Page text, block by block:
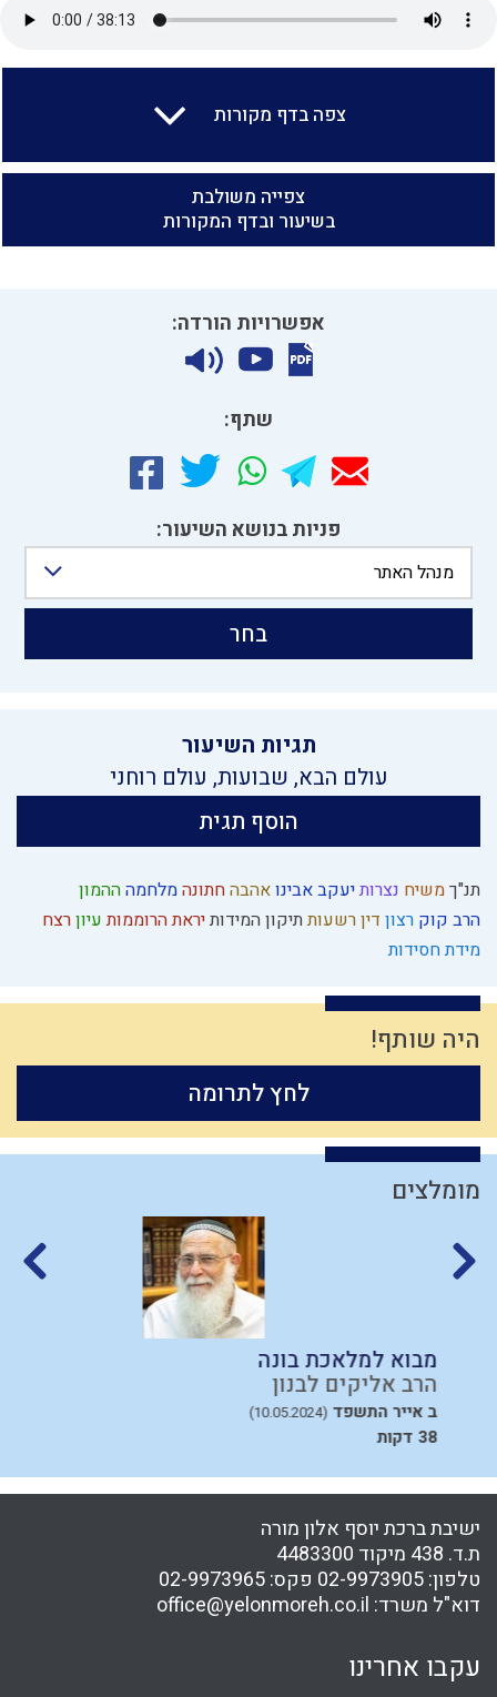
צפה בדף מקורות
צפייה משולבת
בשיעור ובדף המקורות
תנ"ךמשיח נצרותיעקב אבינואהבהחתונהמלחמהההמון
הרב קוק רצון דיןרשעותתיקון המידותיראת הרוממותעיוןרצח
מידת חסידות
היה שותף!
לחץ לתרומה
אפשרויות הורדה:
שתף:
פניות בנושא השיעור:
מנהל האתר
בחר
תגיות השיעור
עולם הבא, שבועות, עולם רוחני
הוסף תגית
מומלצים
מבוא למלאכת בונה
הרב אליקים לבנון
ב אייר התשפד (10.05.2024)
ישיבת ברכת יוסף אלון מורה
ת.ד. 438 מיקוד 4483300
טלפון:02-9973905 פקס:02-9973965
דוא"ל משרד: office@yelonmoreh.co.il
עקבו אחרינו